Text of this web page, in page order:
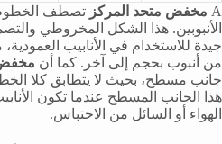
A مخفض متحد المركز تصطف الخطوط
الأنبوبين. هذا الشكل المخروطي
جيدة للاستخدام في الأنابيب
من أنبوب بحجم إلى آخر. كما أن مخفض
جانب مسطح، بحيث لا يتطابق كلا
هذا الجانب المسطح عندما تكون
الهواء أو السائل من الاحتباس.